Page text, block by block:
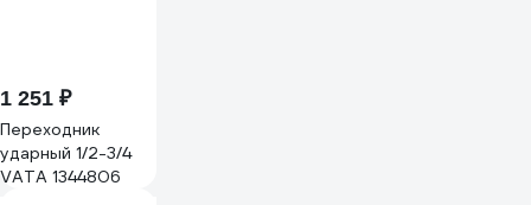
1 251 ₽
Переходник
ударный 1/2-3/4
VATA 1344806